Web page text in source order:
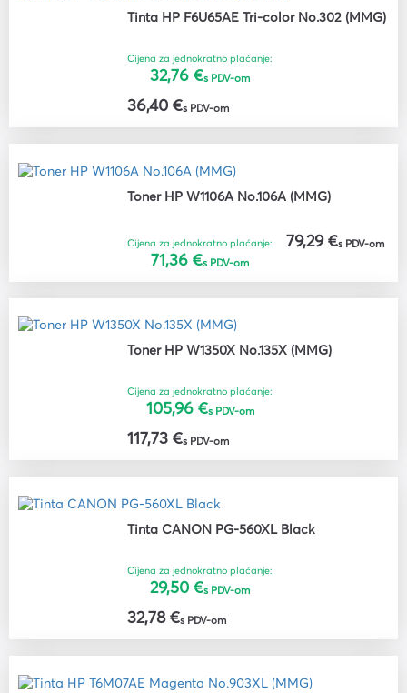
Tinta HP F6U65AE Tri-color No.302 (MMG)
Cijena za jednokratno plaćanje:
32,76 €s PDV-om
36,40 €s PDV-om
Toner HP W1106A No.106A (MMG)
Cijena za jednokratno plaćanje:
71,36 €s PDV-om
79,29 €s PDV-om
Toner HP W1350X No.135X (MMG)
Cijena za jednokratno plaćanje:
105,96 €s PDV-om
117,73 €s PDV-om
Tinta CANON PG-560XL Black
Cijena za jednokratno plaćanje:
29,50 €s PDV-om
32,78 €s PDV-om